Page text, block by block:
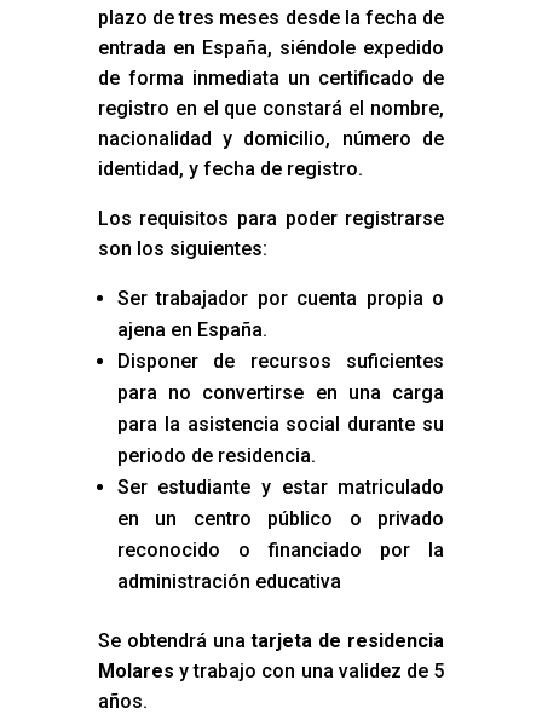
plazo de tres meses desde la fecha de
entrada en España, siéndole expedido
de forma inmediata un certificado de
registro en el que constará el nombre,
nacionalidad y domicilio, número de
identidad, y fecha de registro.
Los requisitos para poder registrarse
son los siguientes:
Ser trabajador por cuenta propia o
ajena en España.
Disponer de recursos suficientes
para no convertirse en una carga
para la asistencia social durante su
periodo de residencia.
Ser estudiante y estar matriculado
en un centro público o privado
reconocido o financiado por la
administración educativa
Se obtendrá unatarjeta de residencia
Molares y trabajo con una validez de 5
años.